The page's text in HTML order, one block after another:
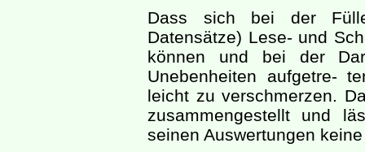
Dass sich bei der
Datensätze) Lese- und
können und bei der
Unebenheiten aufgetre-
leicht zu verschmerzen.
zusammengestellt und
seinen Auswertungen